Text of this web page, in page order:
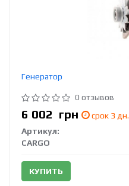
Генератор
0 отзывов
6 002 грн
срок 3 дн.
Артикул:
CARGO
КУПИТЬ